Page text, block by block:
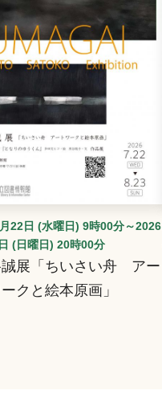
22日 (水曜日) 9時00分～2026
(日曜日) 20時00分
誠展「ちいさい舟 アー
ークと絵本原画」